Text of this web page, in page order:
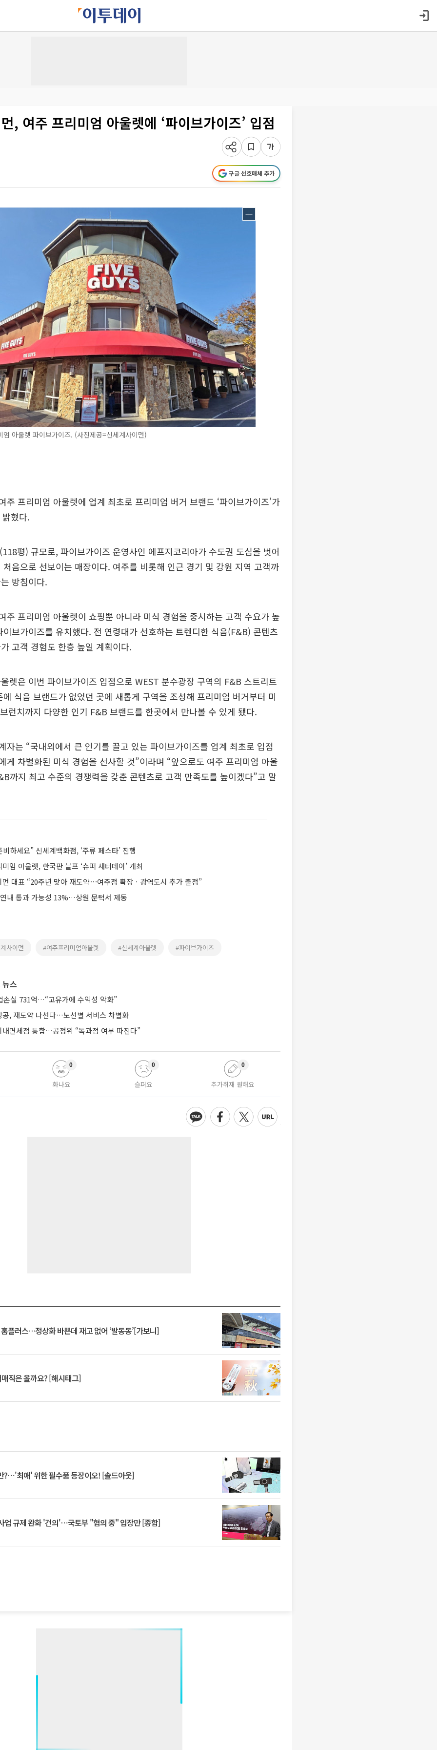
, 여주 프리미엄 아울렛에 ‘파이브가이즈’ 입점
구글 선호매체 추가
아울렛 파이브가이즈. (사진제공=신세계사이먼)
주 프리미엄 아울렛에 업계 최초로 프리미엄 버거 브랜드 ‘파이브가이즈’가
혔다.
평) 규모로, 파이브가이즈 운영사인 에프지코리아가 수도권 도심을 벗어
음으로 선보이는 매장이다. 여주를 비롯해 인근 경기 및 강원 지역 고객까
방침이다.
주 프리미엄 아울렛이 쇼핑뿐 아니라 미식 경험을 중시하는 고객 수요가 높
브가이즈를 유치했다. 전 연령대가 선호하는 트렌디한 식음(F&B) 콘텐츠
고객 경험도 한층 높일 계획이다.
렛은 이번 파이브가이즈 입점으로 WEST 분수광장 구역의 F&B 스트리트
식음 브랜드가 없었던 곳에 새롭게 구역을 조성해 프리미엄 버거부터 미
런치까지 다양한 인기 F&B 브랜드를 한곳에서 만나볼 수 있게 됐다.
자는 “국내외에서 큰 인기를 끌고 있는 파이브가이즈를 업계 최초로 입점
게 차별화된 미식 경험을 선사할 것”이라며 “앞으로도 여주 프리미엄 아울
까지 최고 수준의 경쟁력을 갖춘 콘텐츠로 고객 만족도를 높이겠다”고 말
하세요” 신세계백화점, ‘주류 페스타’ 진행
엄 아울렛, 한국판 블프 ‘슈퍼 새터데이’ 개최
먼 대표 “20주년 맞아 재도약⋯여주점 확장ㆍ광역도시 추가 출점”
내 통과 가능성 13%…상원 문턱서 제동
사이먼 #여주프리미엄아울렛 #신세계아울렛 #파이브가이즈
스
손실 731억…“고유가에 수익성 악화”
공, 재도약 나선다…노선별 서비스 차별화
내면세점 통합…공정위 “독과점 여부 따진다”
화나요
0
슬퍼요
0
추가취재 원해요
0
플러스…정상화 바쁜데 재고 없어 ‘발동동’[가보니]
직은 올까요? [해시태그]
?⋯'최애' 위한 필수품 등장이오! [솔드아웃]
업 규제 완화 '건의'⋯국토부 "협의 중" 입장만 [종합]